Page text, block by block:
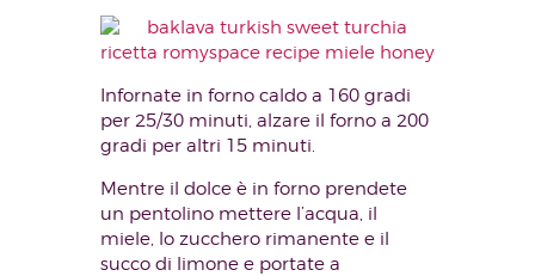
Infornate in forno caldo a 160 gradi
per 25/30 minuti, alzare il forno a 200
gradi per altri 15 minuti.
Mentre il dolce è in forno prendete
un pentolino mettere l’acqua, il
miele, lo zucchero rimanente e il
succo di limone e portate a